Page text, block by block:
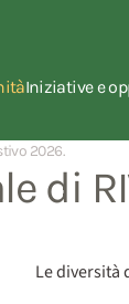
Iniziative e
2026.
di
Le diversità